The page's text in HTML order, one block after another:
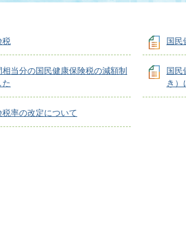
税 国民
当分の国⺠健康保険税の減額制
国民
き）
率の改定について